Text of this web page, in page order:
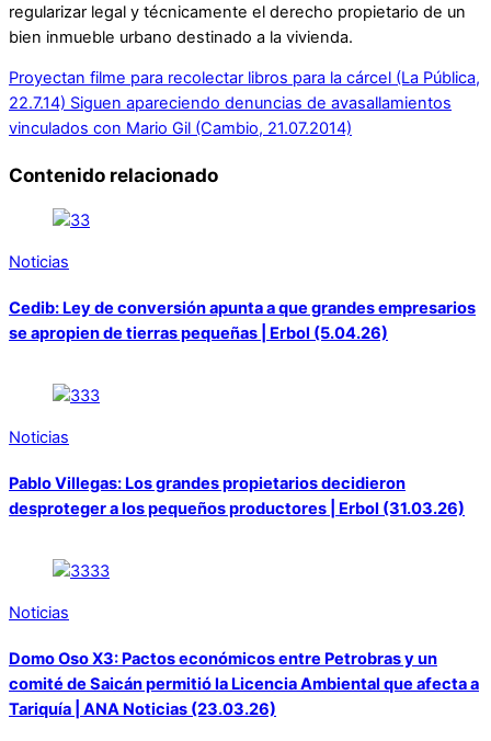
regularizar legal y técnicamente el derecho propietario de un
bien inmueble urbano destinado a la vivienda.
Proyectan filme para recolectar libros para la cárcel (La Pública,
22.7.14) Siguen apareciendo denuncias de avasallamientos
vinculados con Mario Gil (Cambio, 21.07.2014)
Contenido relacionado
Noticias
Cedib: Ley de conversión apunta a que grandes empresarios
se apropien de tierras pequeñas | Erbol (5.04.26)
Noticias
Pablo Villegas: Los grandes propietarios decidieron
desproteger a los pequeños productores | Erbol (31.03.26)
Noticias
Domo Oso X3: Pactos económicos entre Petrobras y un
comité de Saicán permitió la Licencia Ambiental que afecta a
Tariquía | ANA Noticias (23.03.26)